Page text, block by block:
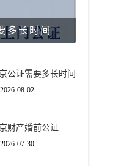
多长时间
公证需要多长时间
2026-08-02
财产婚前公证
2026-07-30